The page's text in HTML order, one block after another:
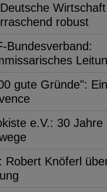
Wirtschaft
robust
Bundesverband:
gute Gründe":
e.V.: 30 Jahre
Robert Knöferl